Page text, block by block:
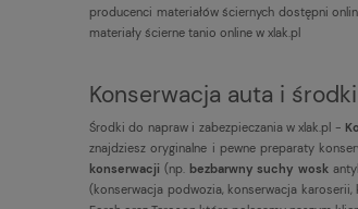
producenci materiałów ściernych dostępni
materiały ścierne tanio online w xlak.pl
Konserwacja auta i
Środki do napraw i zabezpieczania w xlak.pl -
znajdziesz oryginalne i pewne preparaty
konserwacji (np. bezbarwny suchy wosk
(konserwacja podwozia, konserwacja